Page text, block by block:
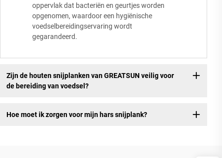
oppervlak dat bacteriën en geurtjes worden
opgenomen, waardoor een hygiënische
voedselbereidingservaring wordt
gegarandeerd.
Zijn de houten snijplanken van GREATSUN veilig voor
de bereiding van voedsel?
Hoe moet ik zorgen voor mijn hars snijplank?